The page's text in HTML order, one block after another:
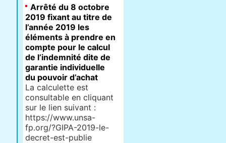
Arrêté du 8 octobre
2019 fixant au titre de
l’année 2019 les
éléments à prendre en
compte pour le calcul
de l’indemnité dite de
garantie individuelle
du pouvoir d’achat
La calculette est
consultable en cliquant
sur le lien suivant :
https://www.unsa-
fp.org/?GIPA-2019-le-
decret-est-publie